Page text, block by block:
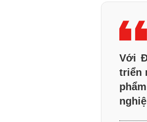
Với
triển